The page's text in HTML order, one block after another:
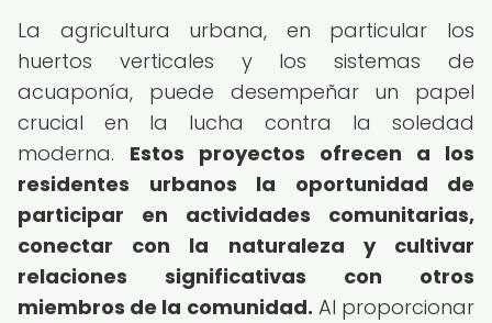
La agricultura urbana, en particular los
huertos verticales y los sistemas de
acuaponía, puede desempeñar un papel
crucial en la lucha contra la soledad
moderna. Estos proyectos ofrecen a los
residentes urbanos la oportunidad de
participar en actividades comunitarias,
conectar con la naturaleza y cultivar
relaciones significativas con otros
miembros de la comunidad. Al proporcionar